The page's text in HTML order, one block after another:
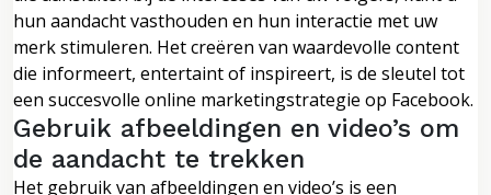
hun aandacht vasthouden en hun interactie met uw
merk stimuleren. Het creëren van waardevolle content
die informeert, entertaint of inspireert, is de sleutel tot
een succesvolle online marketingstrategie op Facebook.
Gebruik afbeeldingen en video’s om
de aandacht te trekken
Het gebruik van afbeeldingen en video’s is een